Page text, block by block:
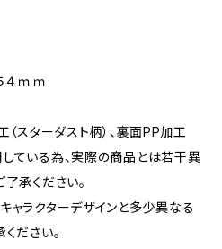
４ｍｍ
スターダスト柄）、裏面PP加工
ている為、実際の商品とは若干異
承ください。
ャラクターデザインと多少異なる
ださい。